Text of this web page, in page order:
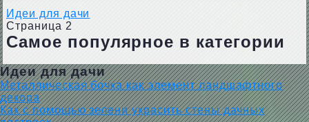
Идеи для дачи
Страница 2
Самое популярное в категории
Идеи для дачи
Металлическая бочка как элемент ландшафтного
декора
Как с помощью зелени украсить стены дачных